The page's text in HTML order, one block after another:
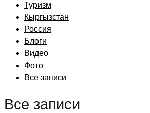
Туризм
Кыргызстан
Россия
Блоги
Видео
Фото
Все записи
Все записи